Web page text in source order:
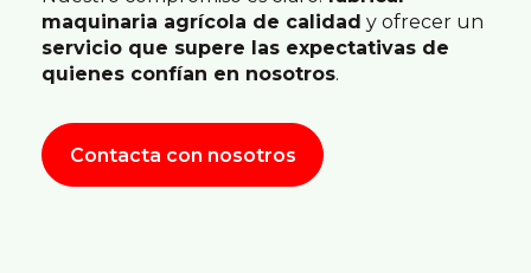
maquinaria agrícola de calidad y ofrecer un
servicio que supere las expectativas de
quienes confían en nosotros.
Contacta con nosotros